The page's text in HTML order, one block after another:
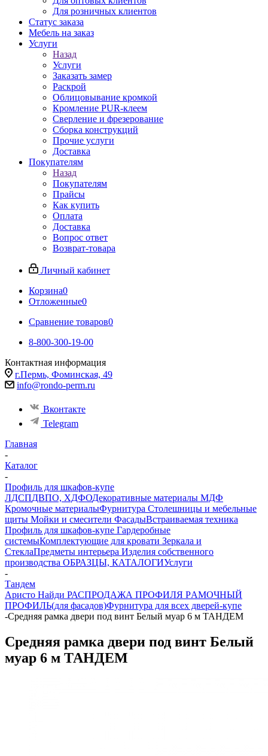
Для розничных клиентов
Статус заказа
Мебель на заказ
Услуги
Назад
Услуги
Заказать замер
Раскрой
Облицовывание кромкой
Кромление PUR-клеем
Сверление и фрезерование
Сборка конструкций
Прочие услуги
Доставка
Покупателям
Назад
Покупателям
Прайсы
Как купить
Оплата
Доставка
Вопрос ответ
Возврат-товара
Личный кабинет
Корзина0
Отложенные0
Сравнение товаров0
8-800-300-19-00
Контактная информация
г.Пермь, Фоминская, 49
info@rondo-perm.ru
Вконтакте
Telegram
Главная
-
Каталог
-
Профиль для шкафов-купе
ЛДСПДВПО, ХДФОДекоративные материалы МДФ
Кромочные материалыФурнитура Столешницы и мебельные
щиты Мойки и смесители ФасадыВстраиваемая техника
Профиль для шкафов-купе Гардеробные
системыКомплектующие для кровати Зеркала и
СтеклаПредметы интерьера Изделия собственного
производства ОБРАЗЦЫ, КАТАЛОГИУслуги
-
Тандем
Аристо Найди РАСПРОДАЖА ПРОФИЛЯ PАМОЧНЫЙ
ПРОФИЛЬ(для фасадов)Фурнитура для всех дверей-купе
-Средняя рамка двери под винт Белый муар 6 м ТАНДЕМ
Средняя рамка двери под винт Белый
муар 6 м ТАНДЕМ